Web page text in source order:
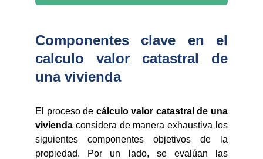
Componentes clave en el
calculo valor catastral de
una vivienda
El proceso de cálculo valor catastral de una
vivienda considera de manera exhaustiva los
siguientes componentes objetivos de la
propiedad. Por un lado, se evalúan las